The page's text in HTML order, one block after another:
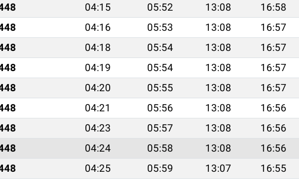
04:15 05:52 13:08 16:58
04:16 05:53 13:08 16:57
04:18 05:54 13:08 16:57
04:19 05:54 13:08 16:57
04:20 05:55 13:08 16:57
04:21 05:56 13:08 16:56
04:23 05:57 13:08 16:56
04:24 05:58 13:08 16:56
04:25 05:59 13:07 16:55